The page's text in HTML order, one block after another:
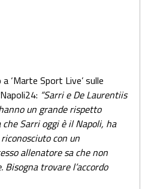
‘Marte Sport Live’ sulle
“Sarri e De Laurentiis
un grande rispetto
Sarri oggi è il Napoli, ha
con un
allenatore sa che non
trovare l’accordo